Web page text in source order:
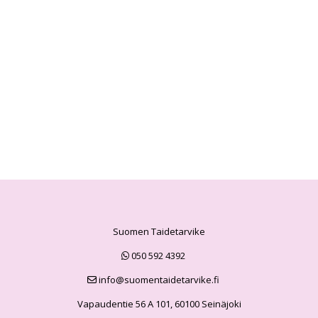
Suomen Taidetarvike
050 592 4392
info@suomentaidetarvike.fi
Vapaudentie 56 A 101, 60100 Seinäjoki